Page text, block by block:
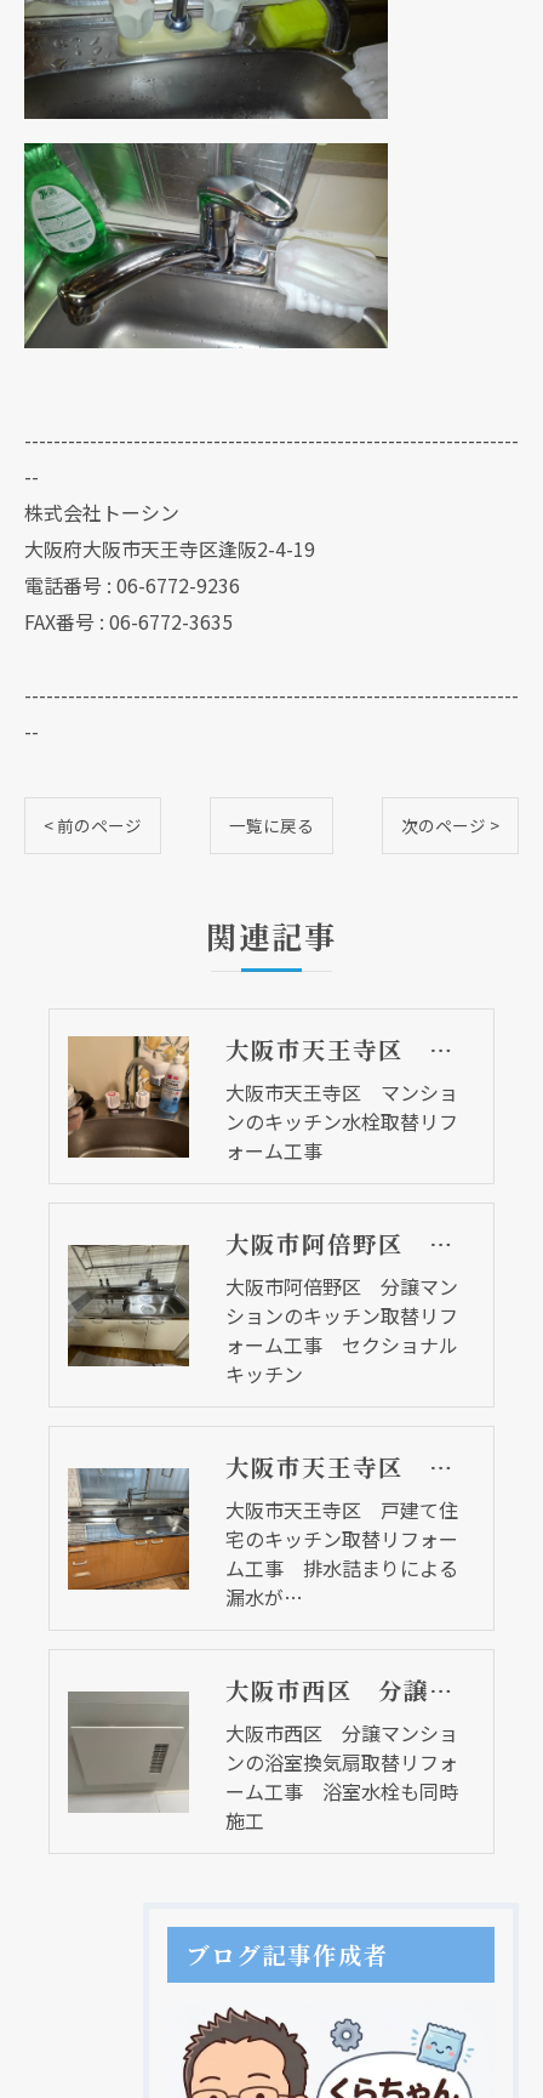
--------------------------------------------------------------------
--
株式会社トーシン
大阪府大阪市天王寺区逢阪2-4-19
電話番号 : 06-6772-9236
FAX番号 : 06-6772-3635
--------------------------------------------------------------------
--
< 前のページ 一覧に戻る 次のページ >
関連記事
大阪市天王寺区 マンションのキッチン水栓取替リフォーム工事
大阪市天王寺区 マンショ
ンのキッチン水栓取替リフ
ォーム工事
大阪市阿倍野区 分譲マンションのキッチン取替リフォーム工事 セクショナルキッチン
大阪市阿倍野区 分譲マン
ションのキッチン取替リフ
ォーム工事 セクショナル
キッチン
大阪市天王寺区 戸建て住宅のキッチン取替リフォーム工事 排水詰まりによる漏水が原因
大阪市天王寺区 戸建て住
宅のキッチン取替リフォー
ム工事 排水詰まりによる
漏水が…
大阪市西区 分譲マンションの浴室換気扇取替リフォーム工事 浴室水栓も同時施工
大阪市西区 分譲マンショ
ンの浴室換気扇取替リフォ
ーム工事 浴室水栓も同時
施工
ブログ記事作成者